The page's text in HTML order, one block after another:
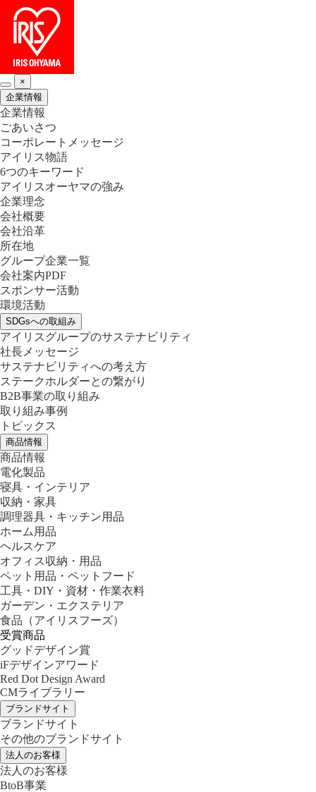
×
企業情報
企業情報
ごあいさつ
コーポレートメッセージ
アイリス物語
6つのキーワード
アイリスオーヤマの強み
企業理念
会社概要
会社沿革
所在地
グループ企業一覧
会社案内PDF
スポンサー活動
環境活動
SDGsへの取組み
アイリスグループのサステナビリティ
社長メッセージ
サステナビリティへの考え方
ステークホルダーとの繋がり
B2B事業の取り組み
取り組み事例
トピックス
商品情報
商品情報
電化製品
寝具・インテリア
収納・家具
調理器具・キッチン用品
ホーム用品
ヘルスケア
オフィス収納・用品
ペット用品・ペットフード
工具・DIY・資材・作業衣料
ガーデン・エクステリア
食品 （アイリスフーズ）
受賞商品
グッドデザイン賞
iFデザインアワード
Red Dot Design Award
CMライブラリー
ブランドサイト
ブランドサイト
その他のブランドサイト
法人のお客様
法人のお客様
BtoB事業